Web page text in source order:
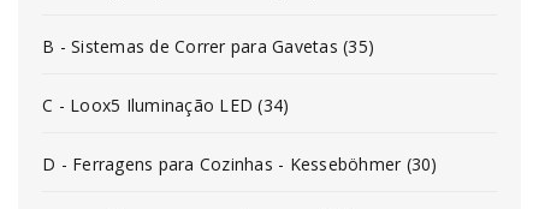
B - Sistemas de Correr para Gavetas (35)
C - Loox5 Iluminação LED (34)
D - Ferragens para Cozinhas - Kesseböhmer (30)